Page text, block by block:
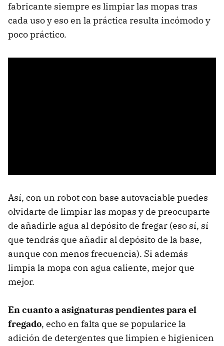
fabricante siempre es limpiar las mopas tras
cada uso y eso en la práctica resulta incómodo y
poco práctico.
Así, con un robot con base autovaciable puedes
olvidarte de limpiar las mopas y de preocuparte
de añadirle agua al depósito de fregar (eso sí, sí
que tendrás que añadir al depósito de la base,
aunque con menos frecuencia). Si además
limpia la mopa con agua caliente, mejor que
mejor.
En cuanto a asignaturas pendientes para el
fregado, echo en falta que se popularice la
adición de detergentes que limpien e higienicen